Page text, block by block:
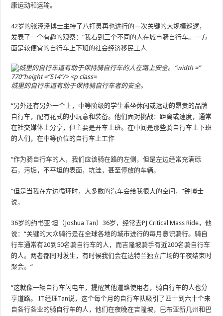
康运动和运输。
42岁的张泽泽博士主持了八打灵再也进行的一次关键的大规模巡逻，
发表了一个有趣的观察：“我看到三个不同的人在城市骑自行车。一方
面是较便宜的自行车上下班的社会经济移民工人
城里的自行车道有助于保持骑自行车者的安全。
“另外还有另外一个上，中等阶级的学生乘坐休闲或运动的昂贵的品牌
自行车，配有花式的小玩意和装备。他们面对挑战：距离或速度，通常
在社交媒体上分享，但主要是开车上班。在中间是那些骑自行车上下班
的人们，在中等价位的自行车上工作
“作为骑自行车的人，我们应该骑在路的左侧，但是左边经常充满砾
石，污垢，不平坦的表面，坑洼，甚至停放的车辆。
“但是当我在左边循环时，大多数的汽车会给我很大的空间，”钟博士
说，
36岁的约书亚·坦（Joshua Tan）36岁，经常去PJ Critical Mass Ride，他
说：“关键的大众骑行是在全球各地的城市进行的每月意识骑行。骑自
行车通常有20到50名骑自行车的人，而吉隆坡骑手有近2​​00名骑自行车
的人。两者都同时发生，有时候我们会在达特兰独立广场的午夜结束时
聚会。“
“这就像一辆自行车闪电车，提醒其他道路使用者，骑自行车的人也分
享道路。 IT经理Tan说，这个每个月的自行车队吸引了四十到六十个来
自各行各业的骑自行车的人，他们在夜晚在吉隆坡，巴布亚新几州和巴